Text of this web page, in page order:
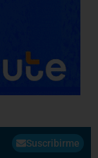
Suscribirme